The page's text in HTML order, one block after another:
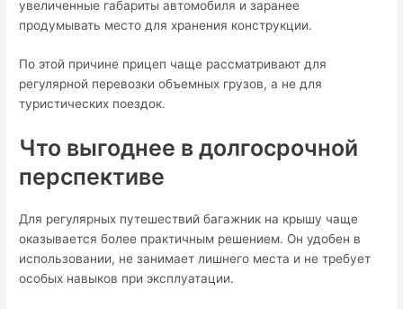
увеличенные габариты автомобиля и заранее
продумывать место для хранения конструкции.
По этой причине прицеп чаще рассматривают для
регулярной перевозки объемных грузов, а не для
туристических поездок.
Что выгоднее в долгосрочной
перспективе
Для регулярных путешествий багажник на крышу чаще
оказывается более практичным решением. Он удобен в
использовании, не занимает лишнего места и не требует
особых навыков при эксплуатации.